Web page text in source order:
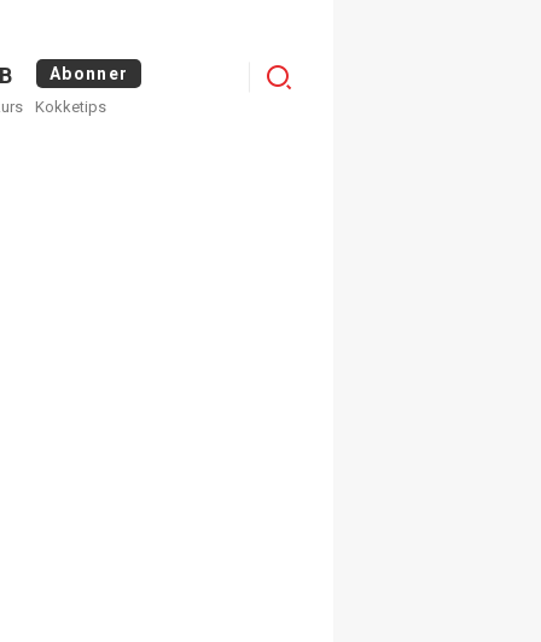
Abonner
Kokketips
Menu